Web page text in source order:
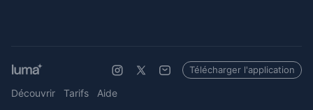
Découvrir Tarifs Aide
Télécharger l'application